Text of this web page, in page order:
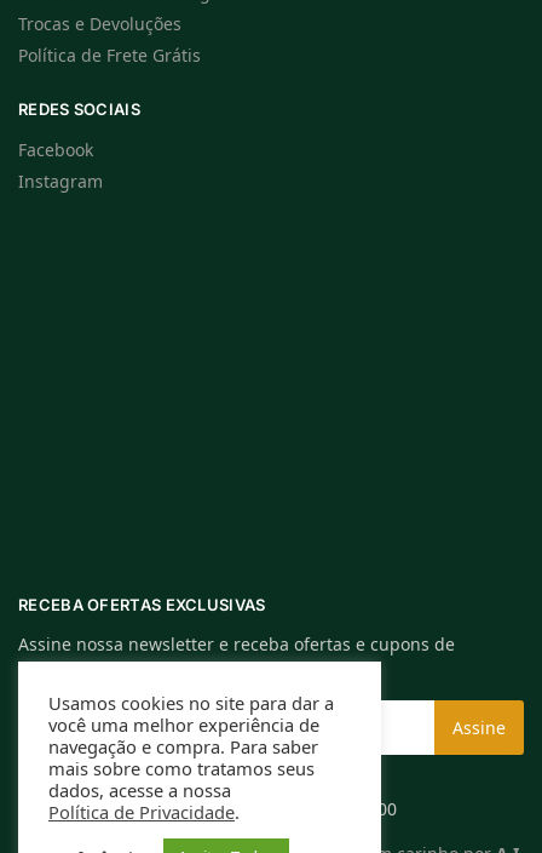
Trocas e Devoluções
Política de Frete Grátis
REDES SOCIAIS
Facebook
Instagram
RECEBA OFERTAS EXCLUSIVAS
Assine nossa newsletter e receba ofertas e cupons de
descontos exclusivos.
Rafael Caldeira ME | CNPJ: 13.994.584/0001-00
Usamos cookies no site para dar a
você uma melhor experiência de
navegação e compra. Para saber
mais sobre como tratamos seus
dados, acesse a nossa
Política de Privacidade.